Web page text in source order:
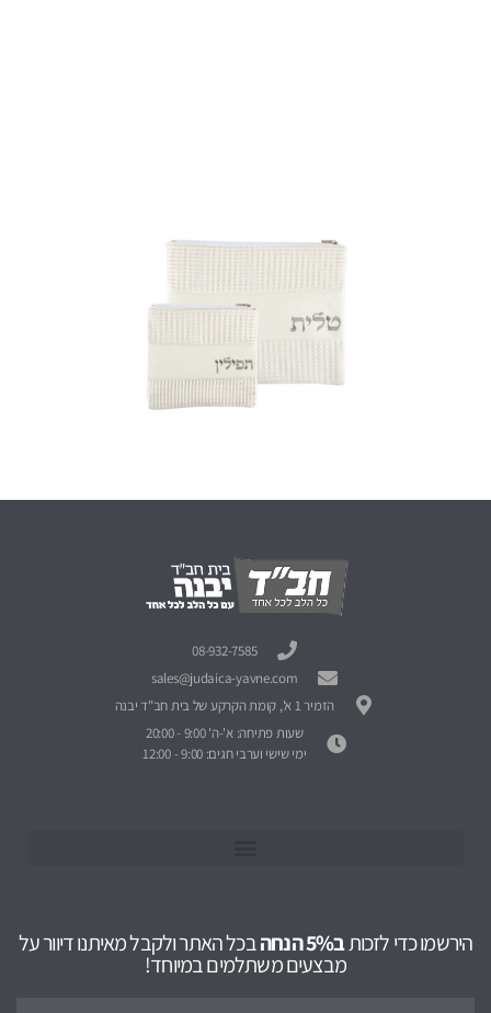
08-932-7585
sales@judaica-yavne.com
הזמיר 1 א', קומת הקרקע של בית חב"ד יבנה
שעות פתיחה: א'-ה' 9:00 - 20:00
ימי שישי וערבי חגים: 9:00 - 12:00
הירשמו כדי לזכותב5% הנחה בכל האתר ולקבל מאיתנו דיוור על
מבצעים משתלמים במיוחד!